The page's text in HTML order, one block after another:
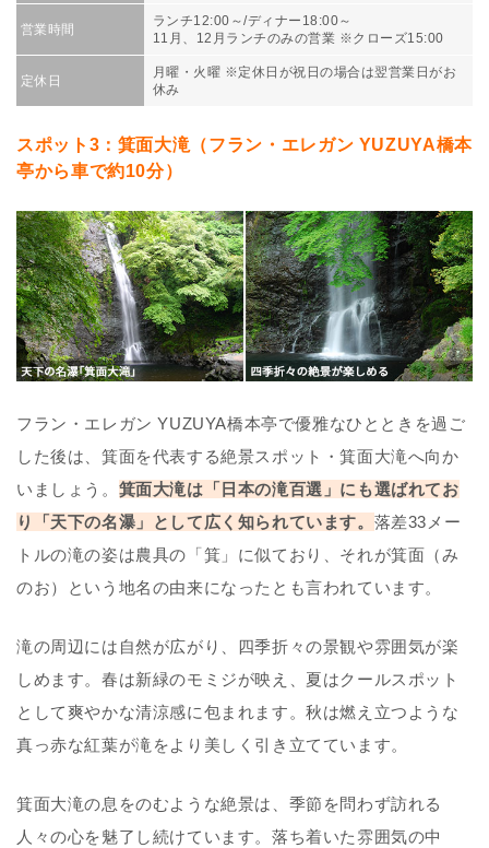
営業時間
ランチ12:00～/ディナー18:00～
11月、12月ランチのみの営業 ※クローズ15:00
定休日
月曜・火曜 ※定休日が祝日の場合は翌営業日がお
休み
スポット3：箕面大滝（フラン・エレガン YUZUYA橋本
亭から車で約10分）
フラン・エレガン YUZUYA橋本亭で優雅なひとときを過ご
した後は、箕面を代表する絶景スポット・箕面大滝へ向か
いましょう。 箕面大滝は「日本の滝百選」にも選ばれてお
り「天下の名瀑」として広く知られています。 落差33メー
トルの滝の姿は農具の「箕」に似ており、それが箕面（み
のお）という地名の由来になったとも言われています。
滝の周辺には自然が広がり、四季折々の景観や雰囲気が楽
しめます。春は新緑のモミジが映え、夏はクールスポット
として爽やかな清涼感に包まれます。秋は燃え立つような
真っ赤な紅葉が滝をより美しく引き立てています。
箕面大滝の息をのむような絶景は、季節を問わず訪れる
人々の心を魅了し続けています。落ち着いた雰囲気の中